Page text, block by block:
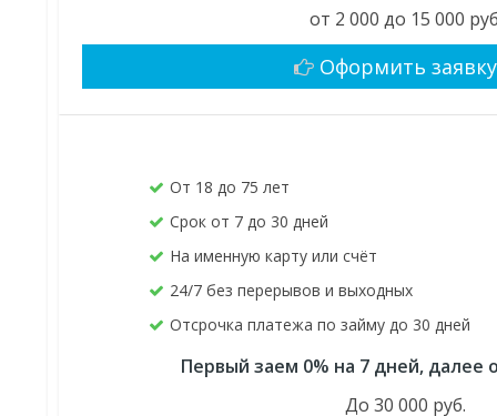
от 2 000 до 15 000
Оформить заявку
От 18 до 75 лет
Срок от 7 до 30 дней
На именную карту или счёт
24/7 без перерывов и выходных
Отсрочка платежа по займу до 30 дней
Первый заем 0% на 7 дней, далее
До 30 000 руб.